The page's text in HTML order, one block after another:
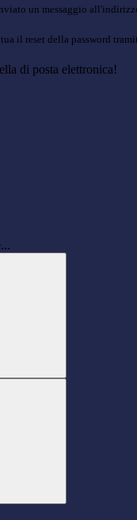
un messaggio
il reset della password
di posta elettronica!